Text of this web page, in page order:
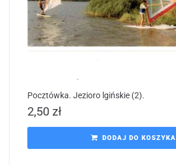
Pocztówka. Jezioro lgińskie (2).
2,50 zł
DODAJ DO KOSZYKA